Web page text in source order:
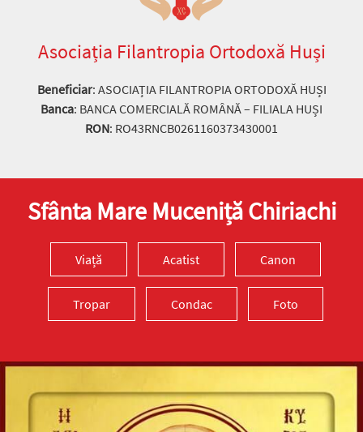
Asociația Filantropia Ortodoxă Huși
Beneficiar: ASOCIAȚIA FILANTROPIA ORTODOXĂ HUȘI
Banca: BANCA COMERCIALĂ ROMÂNĂ – FILIALA HUȘI
RON: RO43RNCB0261160373430001
Sfânta Mare Muceniță Chiriachi
Viață Acatist Canon
Tropar Condac Foto